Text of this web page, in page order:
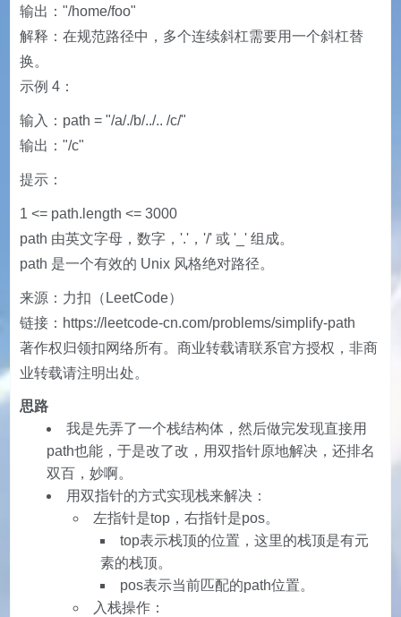
输出："/home/foo"
解释：在规范路径中，多个连续斜杠需要用一个斜杠替
换。
示例 4：
输入：path = "/a/./b/../.. /c/"
输出："/c"
提示：
1 <= path.length <= 3000
path 由英文字母，数字，'.'，'/' 或 '_' 组成。
path 是一个有效的 Unix 风格绝对路径。
来源：力扣（LeetCode）
链接：https://leetcode-cn.com/problems/simplify-path
著作权归领扣网络所有。商业转载请联系官方授权，非商
业转载请注明出处。
思路
我是先弄了一个栈结构体，然后做完发现直接用
path也能，于是改了改，用双指针原地解决，还排名
双百，妙啊。
用双指针的方式实现栈来解决：
左指针是top，右指针是pos。
top表示栈顶的位置，这里的栈顶是有元
素的栈顶。
pos表示当前匹配的path位置。
入栈操作：